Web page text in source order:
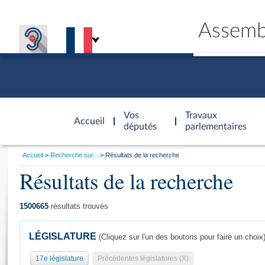
Accueil
d'accueil
Vos
députés
Travaux
parlementaires
Général
Vous
Accueil Recherche sur... Résultats de la recherche
Résultats de la recherche
1500665 résultats trouvés
LÉGISLATURE (Cliquez sur l'un des boutons pour faire un choix)
17e législature Précédentes législatures (X)